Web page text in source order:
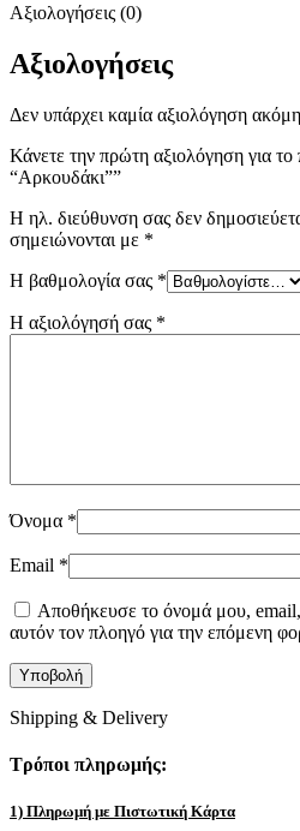
Αξιολογήσεις (0)
Αξιολογήσεις
Δεν υπάρχει καμία αξιολόγηση
Κάνετε την πρώτη αξιολόγηση για
“Αρκουδάκι””
Η ηλ. διεύθυνση σας δεν
σημειώνονται με *
Η βαθμολογία σας *
Η αξιολόγησή σας *
Όνομα *
Email *
Αποθήκευσε το όνομά μου, email,
αυτόν τον πλοηγό για την επόμενη
Shipping & Delivery
Τρόποι πληρωμής:
1) Πληρωμή με Πιστωτική Κάρτα